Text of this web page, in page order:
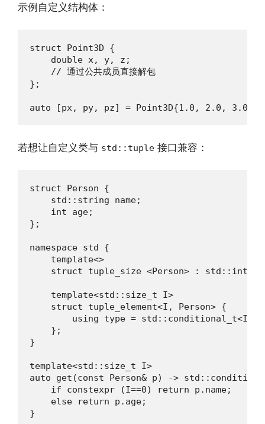
示例自定义结构体：
struct Point3D {
    double x, y, z;
    // 通过公共成员直接解包
};
auto [px, py, pz] = Point3D{1.0, 2.0, 3.0};
若想让自定义类与 std::tuple 接口兼容：
struct Person {
    std::string name;
    int age;
};
namespace std {
    template<>
struct tuple_size <Person> :
    template<std::size_t I>
    struct tuple_element<I, Person> {
using type =
    };
}
template<std::size_t I>
auto get(const Person& p) ->
    if constexpr (I==0) return p.name;
    else return p.age;
}